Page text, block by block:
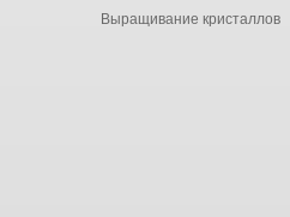
Выращивание кристаллов